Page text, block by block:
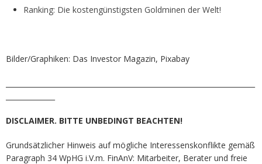
Ranking: Die kostengünstigsten Goldminen der Welt!
Bilder/Graphiken: Das Investor Magazin, Pixabay
DISCLAIMER. BITTE UNBEDINGT BEACHTEN!
Grundsätzlicher Hinweis auf mögliche Interessenskonflikte gemäß
Paragraph 34 WpHG i.V.m. FinAnV: Mitarbeiter, Berater und freie